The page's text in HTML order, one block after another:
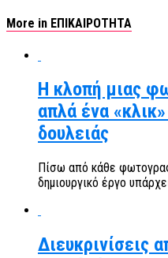
More in ΕΠΙΚΑΙΡΟΤΗΤΑ
Η κλοπή μιας
απλά ένα
δουλειάς
Πίσω από κάθε
δημιουργικό έργο
Διευκρινίσεις